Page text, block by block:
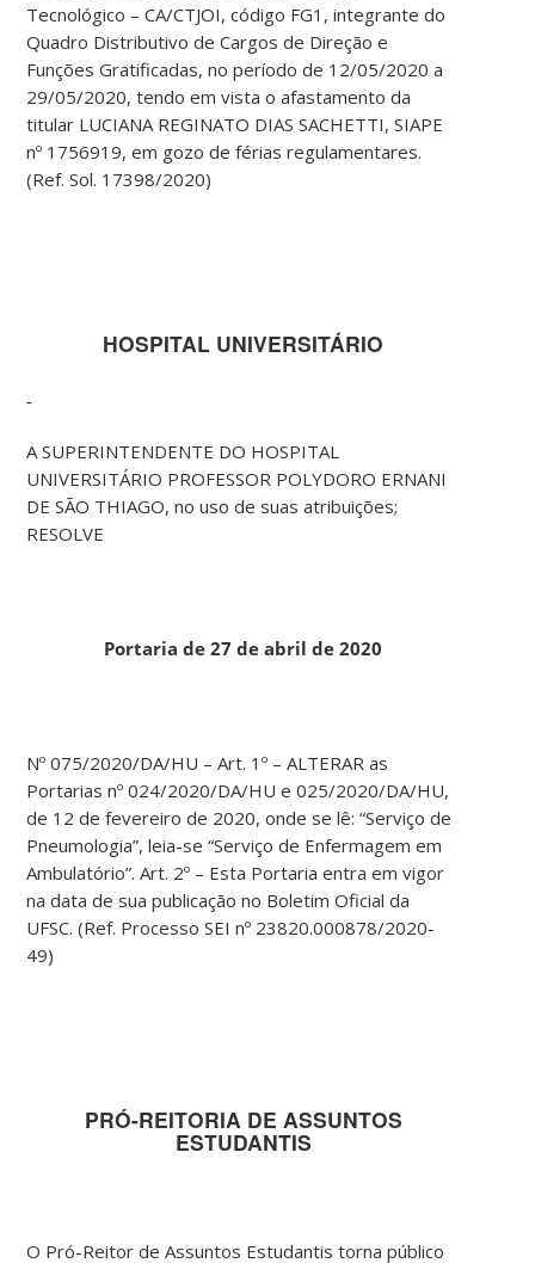
Tecnológico – CA/CTJOI, código FG1, integrante do
Quadro Distributivo de Cargos de Direção e
Funções Gratificadas, no período de 12/05/2020 a
29/05/2020, tendo em vista o afastamento da
titular LUCIANA REGINATO DIAS SACHETTI, SIAPE
nº 1756919, em gozo de férias regulamentares.
(Ref. Sol. 17398/2020)
HOSPITAL UNIVERSITÁRIO
A SUPERINTENDENTE DO HOSPITAL
UNIVERSITÁRIO PROFESSOR POLYDORO ERNANI
DE SÃO THIAGO, no uso de suas atribuições;
RESOLVE
Portaria de 27 de abril de 2020
Nº 075/2020/DA/HU – Art. 1º – ALTERAR as
Portarias nº 024/2020/DA/HU e 025/2020/DA/HU,
de 12 de fevereiro de 2020, onde se lê: “Serviço de
Pneumologia”, leia-se “Serviço de Enfermagem em
Ambulatório”. Art. 2º – Esta Portaria entra em vigor
na data de sua publicação no Boletim Oficial da
UFSC. (Ref. Processo SEI nº 23820.000878/2020-
49)
PRÓ-REITORIA DE ASSUNTOS
ESTUDANTIS
O Pró-Reitor de Assuntos Estudantis torna público